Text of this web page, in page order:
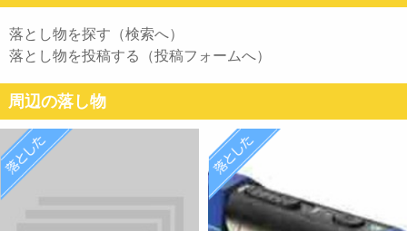
落とし物を探す（検索へ）
落とし物を投稿する（投稿フォームへ）
周辺の落し物